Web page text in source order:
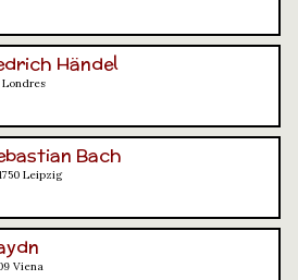
Händel
Londres
Bach
Leipzig
Viena